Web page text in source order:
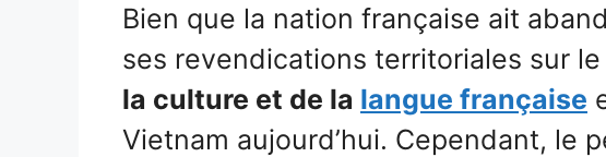
Bien que la nation française ait
ses revendications territoriales sur le
la culture et de la langue française
Vietnam aujourd’hui. Cependant, le